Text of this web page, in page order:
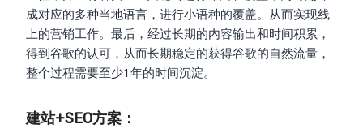
成对应的多种当地语言，进行小语种的覆盖。从而实现线
上的营销工作。最后，经过长期的内容输出和时间积累，
得到谷歌的认可，从而长期稳定的获得谷歌的自然流量，
整个过程需要至少1年的时间沉淀。
建站+SEO方案：